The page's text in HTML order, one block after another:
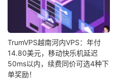
TrumVPS越南河内VPS：年付
14.80美元，移动快乐机延迟
50ms以内，续费同价可选4种下
单奖励！